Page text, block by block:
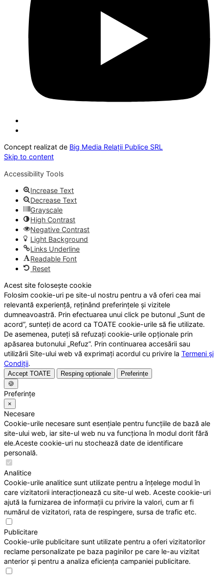
Concept realizat de Big Media Relații Publice SRL
Skip to content
Accessibility Tools
Increase Text
Decrease Text
Grayscale
High Contrast
Negative Contrast
Light Background
Links Underline
Readable Font
Reset
Acest site folosește cookie
Folosim cookie-uri pe site-ul nostru pentru a vă oferi cea mai
relevantă experiență, reținând preferințele și vizitele
dumneavoastră. Prin efectuarea unui click pe butonul „Sunt de
acord”, sunteți de acord ca TOATE cookie-urile să fie utilizate.
De asemenea, puteți să refuzați cookie-urile opționale prin
apăsarea butonului „Refuz”. Prin continuarea accesării sau
utilizării Site-ului web vă exprimați acordul cu privire la Termeni și
Condiții.
Accept TOATE Resping opționale
Preferințe
🍪
Preferințe
×
Necesare
Cookie-urile necesare sunt esențiale pentru funcțiile de bază ale
site-ului web, iar site-ul web nu va funcționa în modul dorit fără
ele.Aceste cookie-uri nu stochează date de identificare
personală.
Analitice
Cookie-urile analitice sunt utilizate pentru a înțelege modul în
care vizitatorii interacționează cu site-ul web. Aceste cookie-uri
ajută la furnizarea de informații cu privire la valori, cum ar fi
numărul de vizitatori, rata de respingere, sursa de trafic etc.
Publicitare
Cookie-urile publicitare sunt utilizate pentru a oferi vizitatorilor
reclame personalizate pe baza paginilor pe care le-au vizitat
anterior și pentru a analiza eficiența campaniei publicitare.